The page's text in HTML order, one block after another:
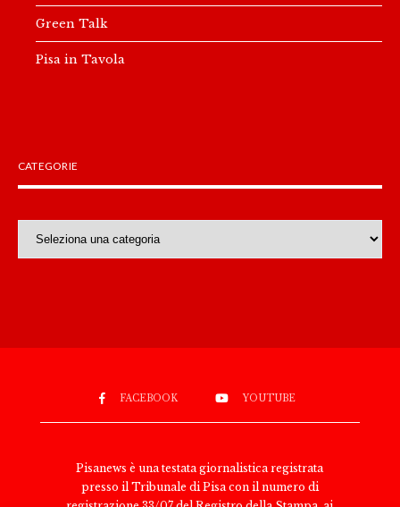
Green Talk
Pisa in Tavola
CATEGORIE
Categorie
FACEBOOK YOUTUBE
Pisanews è una testata giornalistica registrata
presso il Tribunale di Pisa con il numero di